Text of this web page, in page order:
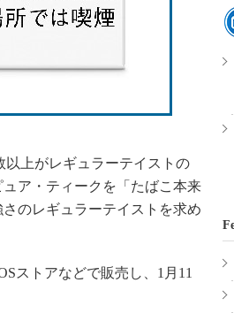
上がレギュラーテイストの
ア・ティークを「たばこ本来
のレギュラーテイストを求め
ストアなどで販売し、1月11